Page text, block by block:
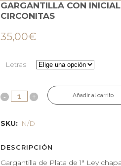
GARGANTILLA CON
CIRCONITAS
35,00€
Letras
Añadir al carrito
SKU: N/D
DESCRIPCIÓN
Gargantilla de Plata de 1ª Ley